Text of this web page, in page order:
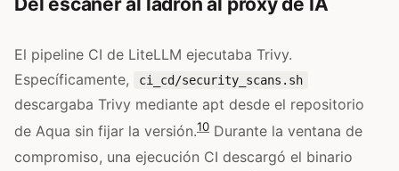
El pipeline CI de LiteLLM ejecutaba Trivy.
Específicamente,
ci_cd/security_scans.sh
descargaba Trivy mediante apt desde el repositorio
de Aqua sin fijar la versión.10 Durante la ventana de
compromiso, una ejecución CI descargó el binario